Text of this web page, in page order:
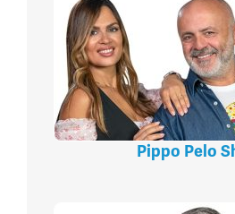
Pippo Pelo